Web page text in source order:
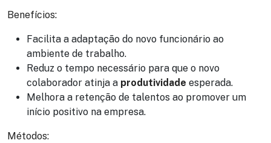
Benefícios:
Facilita a adaptação do novo funcionário ao
ambiente de trabalho.
Reduz o tempo necessário para que o novo
colaborador atinja a produtividade esperada.
Melhora a retenção de talentos ao promover um
início positivo na empresa.
Métodos: